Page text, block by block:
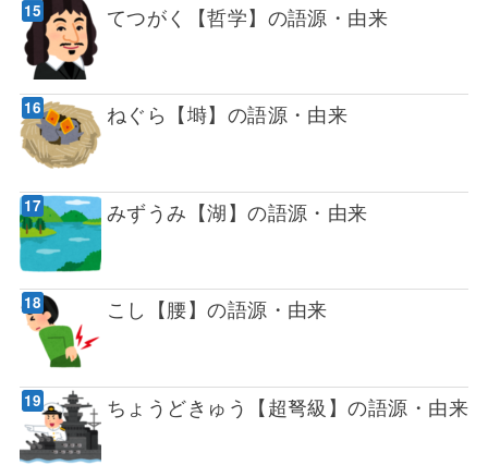
てつがく【哲学】の語源・由来
ねぐら【塒】の語源・由来
みずうみ【湖】の語源・由来
こし【腰】の語源・由来
ちょうどきゅう【超弩級】の語源・由来